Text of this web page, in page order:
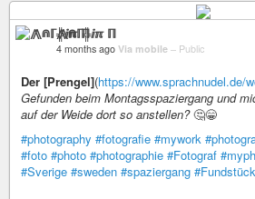
⨇⋒ℾ╬ⅈℼ ℿ
4 months ago Via mobile – Public
Der [Prengel](https://www.sprachnudel.de/
Gefunden beim Montagsspaziergang und
auf der Weide dort so anstellen?🤔😁
#photography #fotografie #mywork
#foto #photo #photographie #Fotograf
#Sverige #sweden #spaziergang